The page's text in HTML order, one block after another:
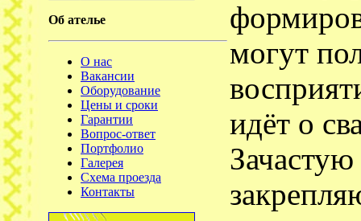
Об ателье
О нас
Вакансии
Оборудование
Цены и сроки
Гарантии
Вопрос-ответ
Портфолио
Галерея
Схема проезда
Контакты
могут
идёт о